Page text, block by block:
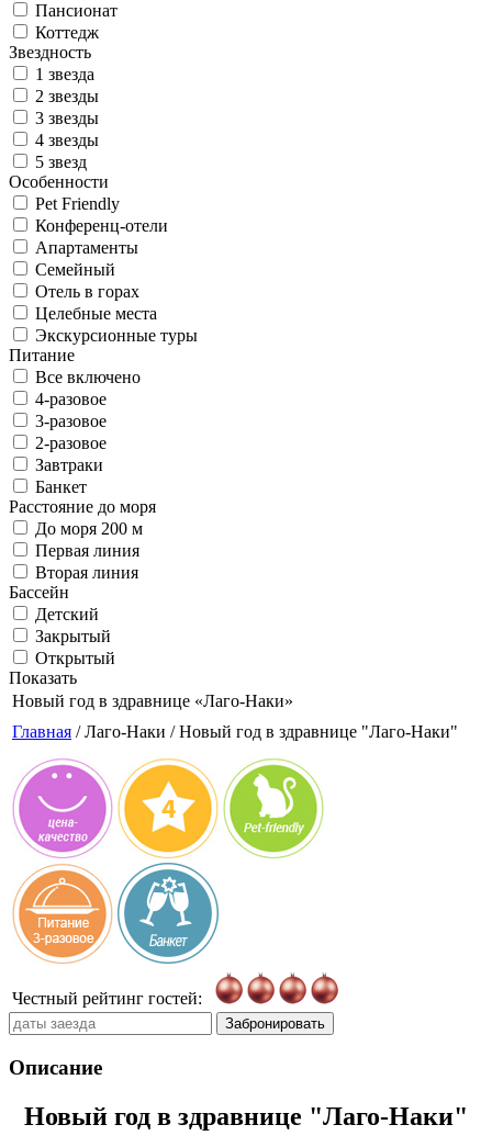
Пансионат
Коттедж
Звездность
1 звезда
2 звезды
3 звезды
4 звезды
5 звезд
Особенности
Pet Friendly
Конференц-отели
Апартаменты
Семейный
Отель в горах
Целебные места
Экскурсионные туры
Питание
Все включено
4-разовое
3-разовое
2-разовое
Завтраки
Банкет
Расстояние до моря
До моря 200 м
Первая линия
Вторая линия
Бассейн
Детский
Закрытый
Открытый
Показать
Новый год в здравнице «Лаго-Наки»
Главная / Лаго-Наки / Новый год в здравнице "Лаго-Наки"
Честный рейтинг гостей:
Забронировать
Описание
Новый год в здравнице "Лаго-Наки"